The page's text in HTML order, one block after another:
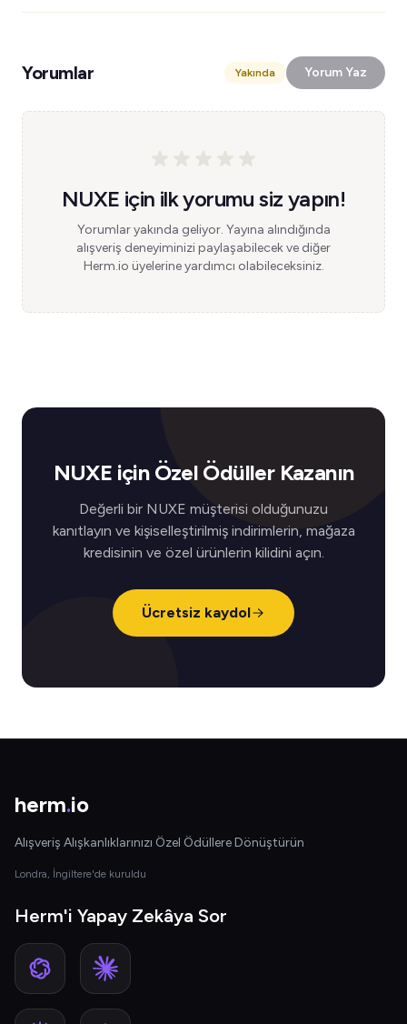
Yorumlar Yakında Yorum Yaz
NUXE için ilk yorumu siz yapın!
Yorumlar yakında geliyor. Yayına alındığında
alışveriş deneyiminizi paylaşabilecek ve diğer
Herm.io üyelerine yardımcı olabileceksiniz.
NUXE için Özel Ödüller Kazanın
Değerli bir NUXE müşterisi olduğunuzu
kanıtlayın ve kişiselleştirilmiş indirimlerin, mağaza
kredisinin ve özel ürünlerin kilidini açın.
Ücretsiz kaydol
herm.io
Alışveriş Alışkanlıklarınızı Özel Ödüllere Dönüştürün
Londra, İngiltere'de kuruldu
Herm'i Yapay Zekâya Sor